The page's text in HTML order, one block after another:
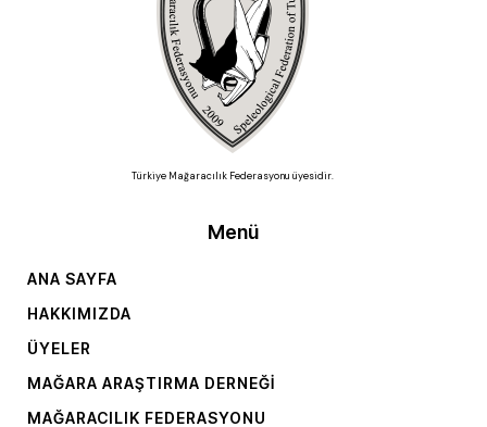
Türkiye Mağaracılık Federasyonu üyesidir.
Menü
ANA SAYFA
HAKKIMIZDA
ÜYELER
MAĞARA ARAŞTIRMA DERNEĞI
MAĞARACILIK FEDERASYONU